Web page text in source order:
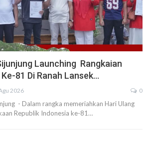
Launching Rangkaian
81 Di Ranah Lansek…
2026 0
- Dalam rangka memeriahkan Hari Ulang
Republik Indonesia ke-81…